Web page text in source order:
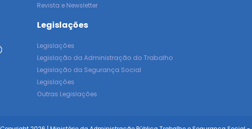
Revista e Newsletter
Legislações
Legislações
Legislação da Administração do Trabalho
Legislação da Segurança Social
Legislações
Outras Legislações